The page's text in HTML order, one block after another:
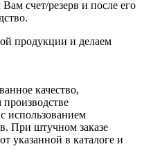
счет/резерв и после его
продукции и делаем
качество,
производстве
использованием
При штучном заказе
указанной в каталоге и